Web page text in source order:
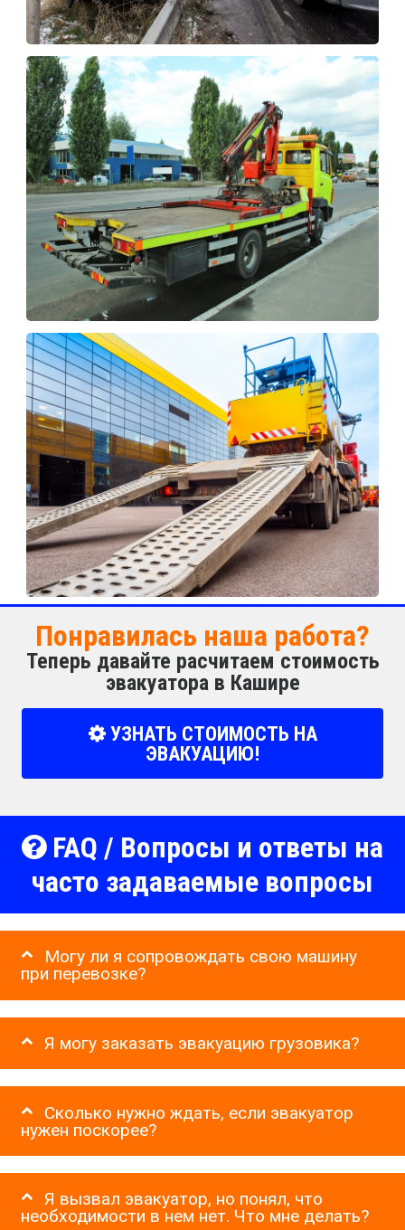
Понравилась наша работа?
Теперь давайте расчитаем стоимость
эвакуатора в Кашире
УЗНАТЬ СТОИМОСТЬ НА
ЭВАКУАЦИЮ!
FAQ / Вопросы и ответы на
часто задаваемые вопросы
Могу ли я сопровождать свою машину
при перевозке?
Я могу заказать эвакуацию грузовика?
Сколько нужно ждать, если эвакуатор
нужен поскорее?
Я вызвал эвакуатор, но понял, что
необходимости в нем нет. Что мне делать?